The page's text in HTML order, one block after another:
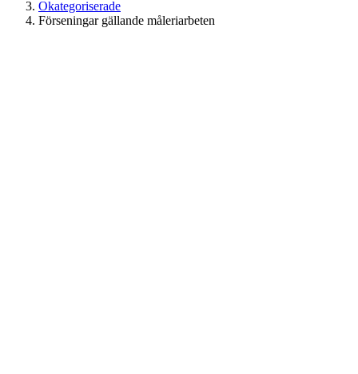
Okategoriserade
Förseningar gällande måleriarbeten